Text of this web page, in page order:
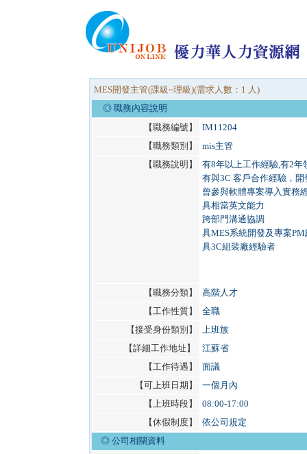
MES開發主管(課級~理級)(需求人數：1 人)
◎ 職務內容說明
【職務編號】
IM11204
【職務類別】
mis主管
【職務說明】
有8年以上工作經驗,有2年
有與3C 客戶合作經驗，
曾參與軟體專案導入實務
具相當英文能力
跨部門溝通協調
具MES系統開發及專案
具3C組裝廠經驗者
【職務分類】
高階人才
【工作性質】
全職
【接受身份類別】
上班族
【詳細工作地址】
江蘇省
【工作待遇】
面議
【可上班日期】
一個月內
【上班時段】
08:00-17:00
【休假制度】
依公司規定
◎ 公司相關資料